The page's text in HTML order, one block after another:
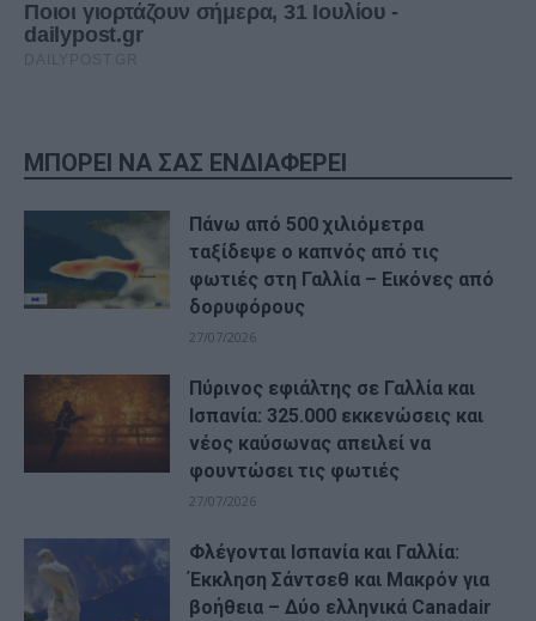
ΜΠΟΡΕΙ ΝΑ ΣΑΣ ΕΝΔΙΑΦΕΡΕΙ
Πάνω από 500 χιλιόμετρα
ταξίδεψε ο καπνός από τις
φωτιές στη Γαλλία – Eικόνες από
δορυφόρους
27/07/2026
Πύρινος εφιάλτης σε Γαλλία και
Ισπανία: 325.000 εκκενώσεις και
νέος καύσωνας απειλεί να
φουντώσει τις φωτιές
27/07/2026
Φλέγονται Ισπανία και Γαλλία:
Έκκληση Σάντσεθ και Μακρόν για
βοήθεια – Δύο ελληνικά Canadair